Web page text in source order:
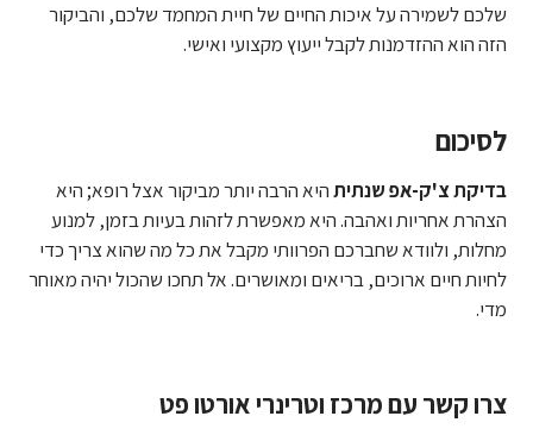
שלכם לשמירה על איכות החיים של חיית המחמד שלכם, והביקור
הזה הוא ההזדמנות לקבל ייעוץ מקצועי ואישי.
לסיכום
בדיקת צ'ק-אפ שנתיתהיא הרבה יותר מביקור אצל רופא; היא
הצהרת אחריות ואהבה. היא מאפשרת לזהות בעיות בזמן, למנוע
מחלות, ולוודא שחברכם הפרוותי מקבל את כל מה שהוא צריך כדי
לחיות חיים ארוכים, בריאים ומאושרים. אל תחכו שהכול יהיה מאוחר
מדי.
צרו קשר עם מרכז וטרינרי אורטו פט